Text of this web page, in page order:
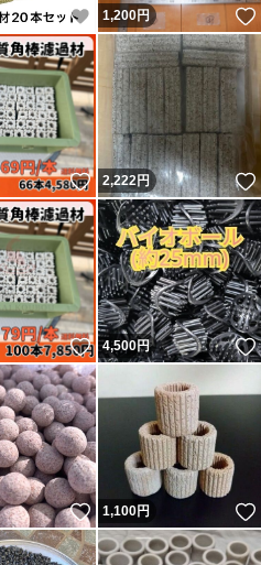
いいね！
1,200円
いいね！
2,222円
いいね！
4,500円
いいね！
1,100円